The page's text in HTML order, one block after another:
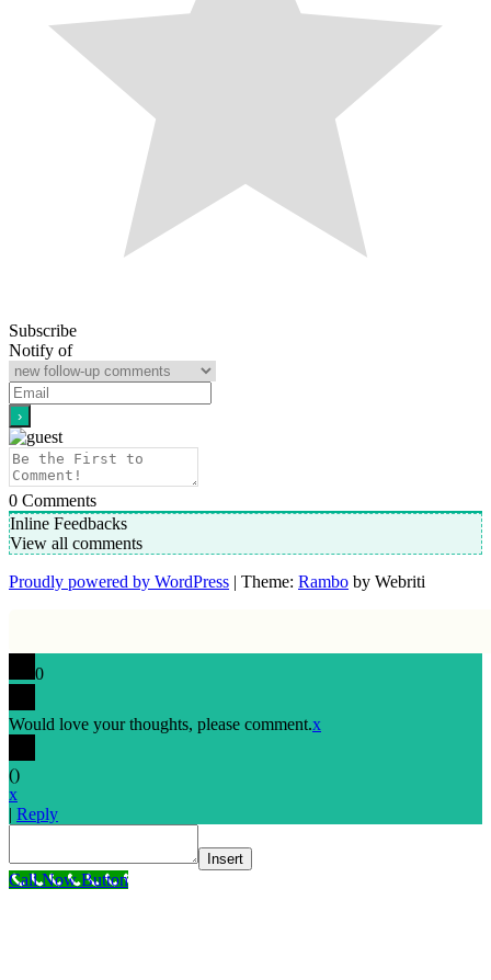
Subscribe
Notify of
0 Comments
Inline Feedbacks
View all comments
Proudly powered by WordPress | Theme: Rambo by Webriti
0
Would love your thoughts, please comment.x
()
x
| Reply
Insert
Call Now Button